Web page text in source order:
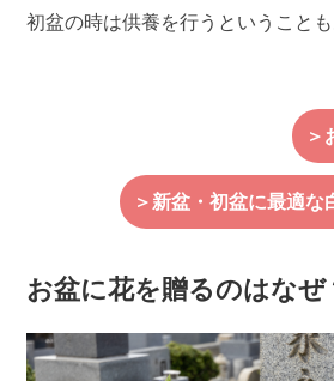
初盆の時は供養を行うということも
＞
＞新盆・初盆に最適な
お盆に花を贈るのはなぜ